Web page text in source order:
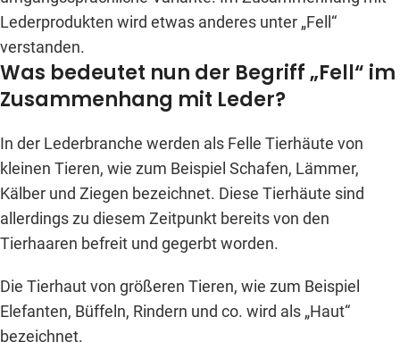
Lederprodukten wird etwas anderes unter „Fell“
verstanden.
Was bedeutet nun der Begriff „Fell“ im
Zusammenhang mit Leder?
In der Lederbranche werden als Felle Tierhäute von
kleinen Tieren, wie zum Beispiel Schafen, Lämmer,
Kälber und Ziegen bezeichnet. Diese Tierhäute sind
allerdings zu diesem Zeitpunkt bereits von den
Tierhaaren befreit und gegerbt worden.
Die Tierhaut von größeren Tieren, wie zum Beispiel
Elefanten, Büffeln, Rindern und co. wird als „Haut“
bezeichnet.